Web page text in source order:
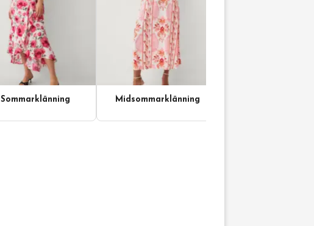
Sommarklänning Midsommarklänning